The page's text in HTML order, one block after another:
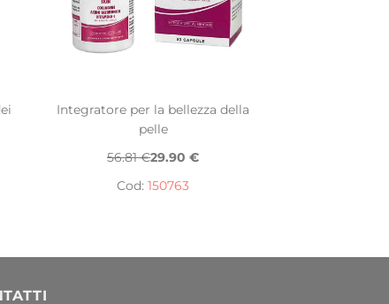
Integratore per la bellezza della
pelle
56.81 €29.90 €
Cod: 150763